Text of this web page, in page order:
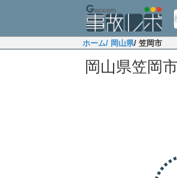
ホーム/ 岡山県/ 笠岡市
岡山県笠岡